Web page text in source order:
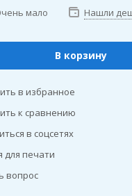
мало Нашли
В корзину
в избранное
к сравнению
в соцсетях
для печати
вопрос